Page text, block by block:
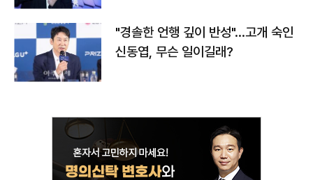
"경솔한 언행 깊이 반성"…고개 숙인
신동엽, 무슨 일이길래?